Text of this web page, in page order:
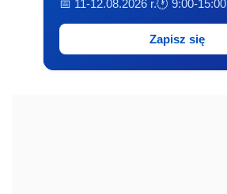
📅 11-12.08.2026 r.🕐 9:00-15:00
Zapisz się